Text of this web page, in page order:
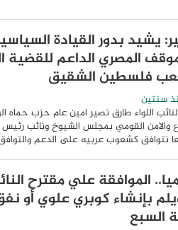
يشيد بدور القيادة
المصري الداعم للقضية
فلسطين الشقيق
سنتين
اللواء طارق نصير امين عام حزب حماه
والامن القومي بمجلس الشيوخ ونائب رئيس
نتوافق كشعوب عربيه على الدعم والتوافق
الموافقة علي مقترح
بإنشاء كوبري علوي أو
السبع